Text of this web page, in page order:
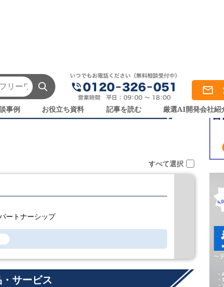
事例 お役立ち資料 記事を読む 厳選AI開発会社紹
・サービス一覧
すべて選択
ートナーシップ
サービス